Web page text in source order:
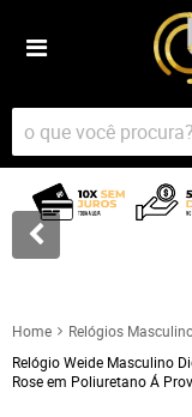
Home
Relógios
Relógio Weide Masculino
Rose em Poliuretano Á